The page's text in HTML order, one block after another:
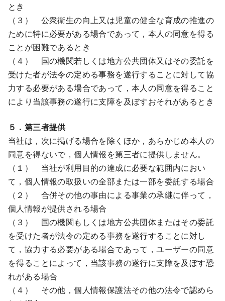
とき
（３） 公衆衛生の向上又は児童の健全な育成の推進の
ために特に必要がある場合であって，本人の同意を得る
ことが困難であるとき
（４） 国の機関若しくは地方公共団体又はその委託を
受けた者が法令の定める事務を遂行することに対して協
力する必要がある場合であって，本人の同意を得ること
により当該事務の遂行に支障を及ぼすおそれがあるとき
５．第三者提供
当社は，次に掲げる場合を除くほか，あらかじめ本人の
同意を得ないで，個人情報を第三者に提供しません。
（１） 当社が利用目的の達成に必要な範囲内におい
て，個人情報の取扱いの全部または一部を委託する場合
（２） 合併その他の事由による事業の承継に伴って，
個人情報が提供される場合
（３） 国の機関もしくは地方公共団体またはその委託
を受けた者が法令の定める事務を遂行することに対し
て，協力する必要がある場合であって，ユーザーの同意
を得ることによって，当該事務の遂行に支障を及ぼす恐
れがある場合
（４） その他，個人情報保護法その他の法令で認めら